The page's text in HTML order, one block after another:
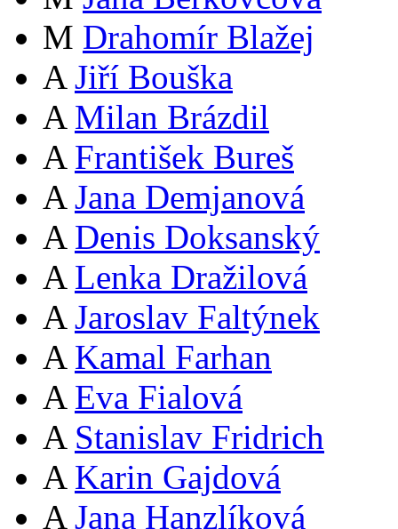
M Drahomír Blažej
A Jiří Bouška
A Milan Brázdil
A František Bureš
A Jana Demjanová
A Denis Doksanský
A Lenka Dražilová
A Jaroslav Faltýnek
A Kamal Farhan
A Eva Fialová
A Stanislav Fridrich
A Karin Gajdová
A Jana Hanzlíková